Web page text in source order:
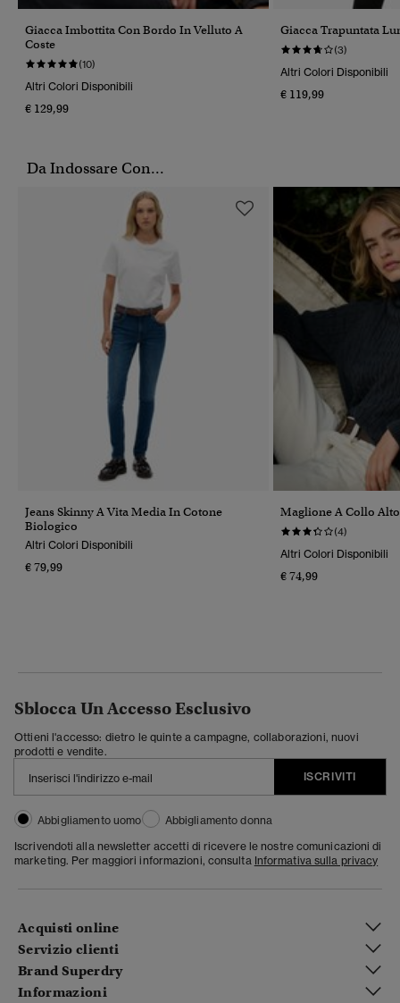
Giacca Imbottita Con Bordo In Velluto A
Coste
(10)
Altri Colori Disponibili
€ 129,99
Giacca Trapuntata
(3)
Altri Colori Disponibili
€ 119,99
Da Indossare Con...
Jeans Skinny A Vita Media In Cotone
Biologico
Altri Colori Disponibili
€ 79,99
Maglione A Collo
(4)
Altri Colori Disponibili
€ 74,99
Sblocca Un Accesso Esclusivo
Ottieni l'accesso: dietro le quinte a campagne, collaborazioni, nuovi
prodotti e vendite.
ISCRIVITI
Abbigliamento uomo
Abbigliamento donna
Iscrivendoti alla newsletter accetti di ricevere le nostre comunicazioni di
marketing. Per maggiori informazioni, consulta Informativa sulla privacy
Acquisti online
Servizio clienti
Brand Superdry
Informazioni